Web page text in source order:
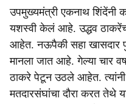
उपमुख्यमंत्री एकनाथ शिंदेंनी
यशस्वी केलं आहे. उद्धव
आहेत. नऊपैकी सहा खासदार
मानला जात आहे. गेल्या चार
ठाकरे पेटून उठले आहेत. त्यांनी
मतदारसंघांचा दौरा करत तेथे